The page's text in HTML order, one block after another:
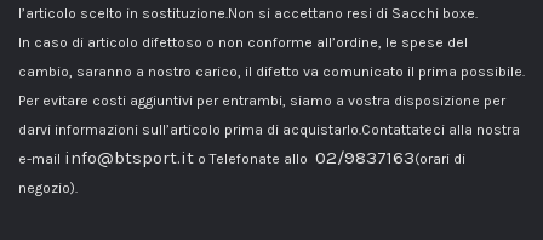
l’articolo scelto in sostituzione.Non si accettano resi di Sacchi boxe.
In caso di articolo difettoso o non conforme all’ordine, le spese del
cambio, saranno a nostro carico, il difetto va comunicato il prima possibile.
Per evitare costi aggiuntivi per entrambi, siamo a vostra disposizione per
darvi informazioni sull’articolo prima di acquistarlo.Contattateci alla nostra
e-mail info@btsport.it o Telefonate allo 02/9837163(orari di
negozio).